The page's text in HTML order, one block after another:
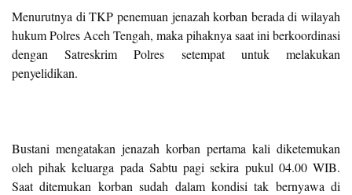
Menurutnya di TKP penemuan jenazah korban berada di wilayah
hukum Polres Aceh Tengah, maka pihaknya saat ini berkoordinasi
dengan Satreskrim Polres setempat untuk melakukan
penyelidikan.
Bustani mengatakan jenazah korban pertama kali diketemukan
oleh pihak keluarga pada Sabtu pagi sekira pukul 04.00 WIB.
Saat ditemukan korban sudah dalam kondisi tak bernyawa di